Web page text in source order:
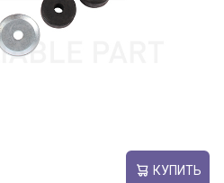
КУПИТЬ